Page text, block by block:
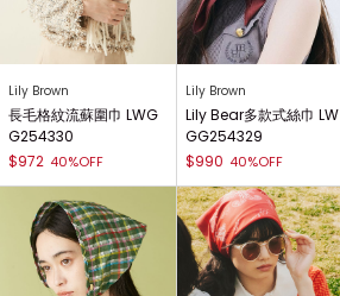
Lily Brown
長毛格紋流蘇圍巾 LWG
G254330
$972 40%OFF
Lily Brown
Lily Bear多款式絲巾 LW
GG254329
$990 40%OFF